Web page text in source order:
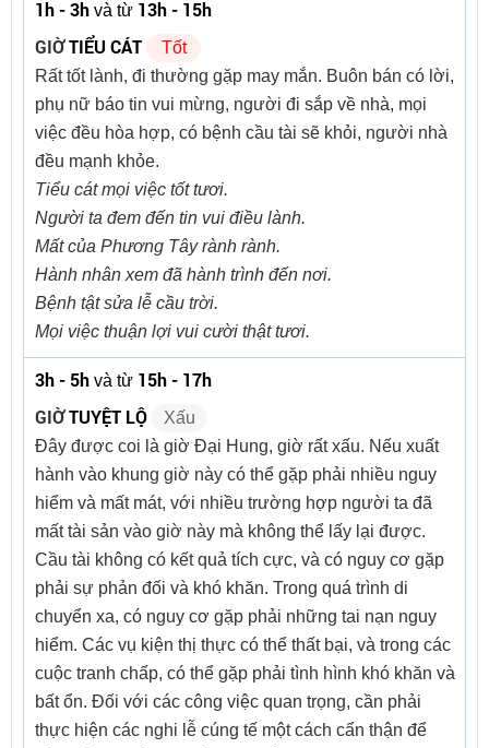
1h - 3h và từ 13h - 15h
GIỜTIỂU CÁT
Tốt
Rất tốt lành, đi thường gặp may mắn. Buôn bán có lời,
phụ nữ báo tin vui mừng, người đi sắp về nhà, mọi
việc đều hòa hợp, có bệnh cầu tài sẽ khỏi, người nhà
đều mạnh khỏe.
Tiểu cát mọi việc tốt tươi.
Người ta đem đến tin vui điều lành.
Mất của Phương Tây rành rành.
Hành nhân xem đã hành trình đến nơi.
Bệnh tật sửa lễ cầu trời.
Mọi việc thuận lợi vui cười thật tươi.
3h - 5h và từ 15h - 17h
GIỜTUYỆT LỘ
Xấu
Đây được coi là giờ Đại Hung, giờ rất xấu. Nếu xuất
hành vào khung giờ này có thể gặp phải nhiều nguy
hiểm và mất mát, với nhiều trường hợp người ta đã
mất tài sản vào giờ này mà không thể lấy lại được.
Cầu tài không có kết quả tích cực, và có nguy cơ gặp
phải sự phản đối và khó khăn. Trong quá trình di
chuyển xa, có nguy cơ gặp phải những tai nạn nguy
hiểm. Các vụ kiện thị thực có thể thất bại, và trong các
cuộc tranh chấp, có thể gặp phải tình hình khó khăn và
bất ổn. Đối với các công việc quan trọng, cần phải
thực hiện các nghi lễ cúng tế một cách cẩn thận để